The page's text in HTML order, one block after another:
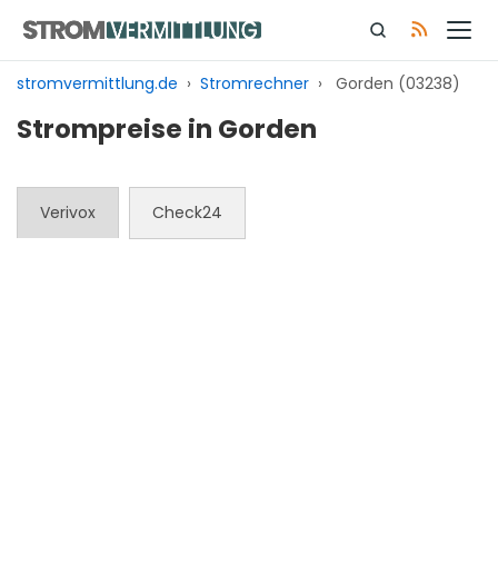
Inhalt
springen
stromvermittlung.de › Stromrechner › Gorden (03238)
Strompreise in Gorden
Verivox Check24